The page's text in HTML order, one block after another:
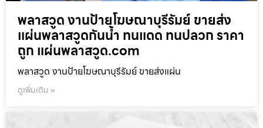
พลาสวูด งานป้ายโฆษณาบุรีรัมย์ ขายส่ง
แผ่นพลาสวูดกันน้ำ ทนแดด ทนปลวก ราคา
ถูก แผ่นพลาสวูด.com
พลาสวูด งานป้ายโฆษณาบุรีรัมย์ ขายส่งแผ่น
ดูเพิ่มเติม »